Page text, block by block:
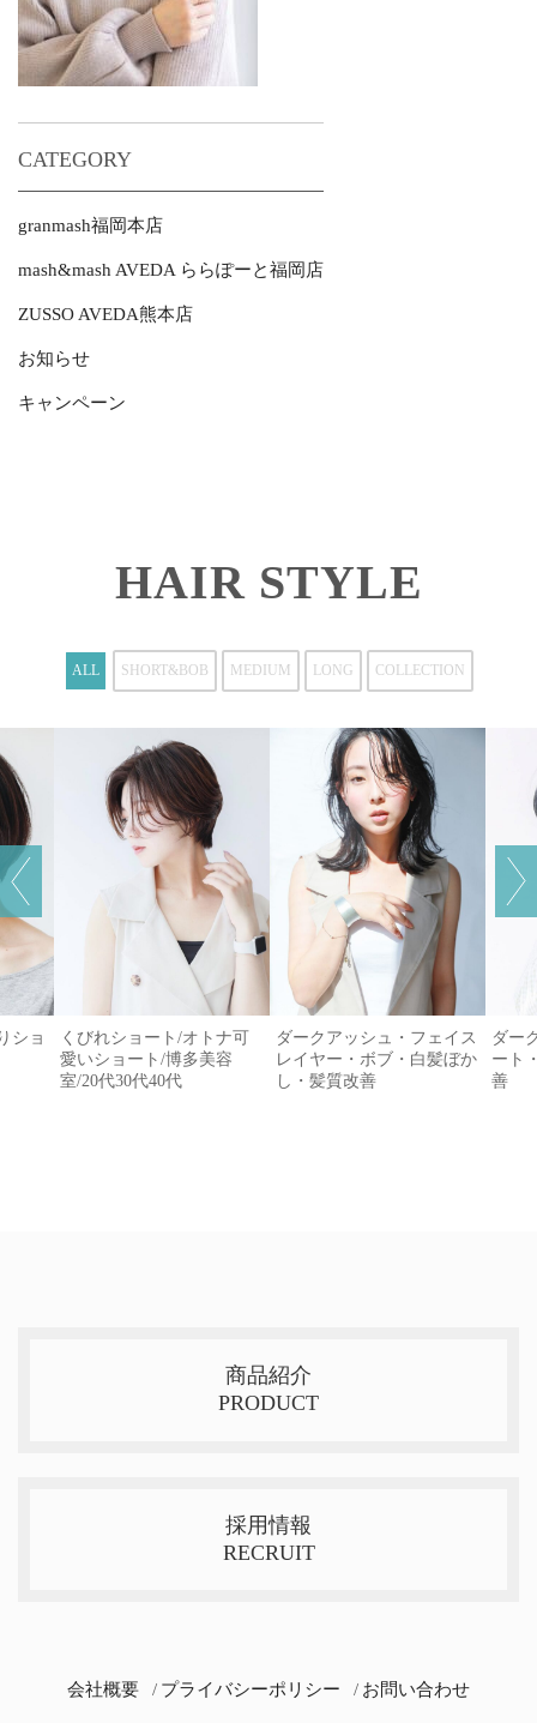
CATEGORY
granmash福岡本店
mash&mash AVEDA ららぽーと福岡店
ZUSSO AVEDA熊本店
お知らせ
キャンペーン
HAIR STYLE
ALL SHORT&BOB MEDIUM LONG COLLECTION
ショ
くびれショート/オトナ可
愛いショート/博多美容
室/20代30代40代
ダークアッシュ・フェイス
レイヤー・ボブ・白髪ぼか
し・髪質改善
ダー
ート
善
商品紹介
PRODUCT
採用情報
RECRUIT
会社概要 プライバシーポリシー お問い合わせ